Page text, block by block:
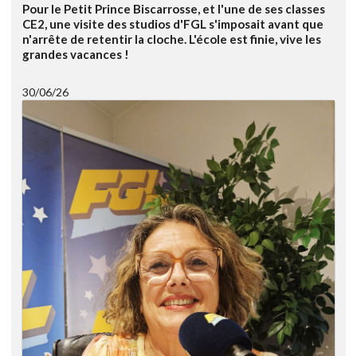
Pour le Petit Prince Biscarrosse, et l'une de ses classes
CE2, une visite des studios d'FGL s'imposait avant que
n'arrête de retentir la cloche. L'école est finie, vive les
grandes vacances !
30/06/26